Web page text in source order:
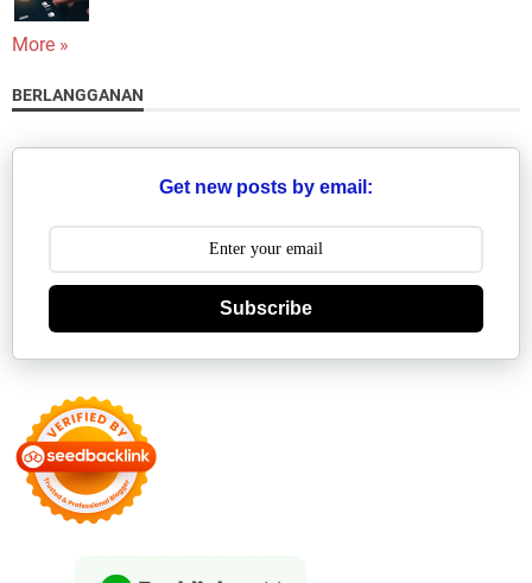
More »
BERLANGGANAN
Get new posts by email:
Subscribe